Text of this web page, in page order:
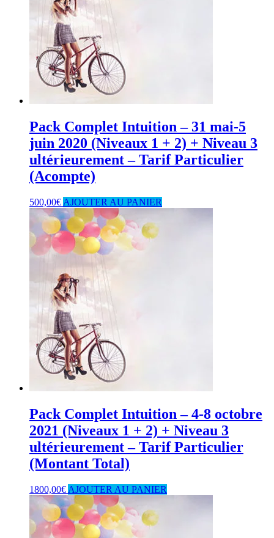
Pack Complet Intuition – 31 mai-5
juin 2020 (Niveaux 1 + 2) + Niveau 3
ultérieurement – Tarif Particulier
(Acompte)
500,00€ AJOUTER AU PANIER
Pack Complet Intuition – 4-8 octobre
2021 (Niveaux 1 + 2) + Niveau 3
ultérieurement – Tarif Particulier
(Montant Total)
1800,00€ AJOUTER AU PANIER